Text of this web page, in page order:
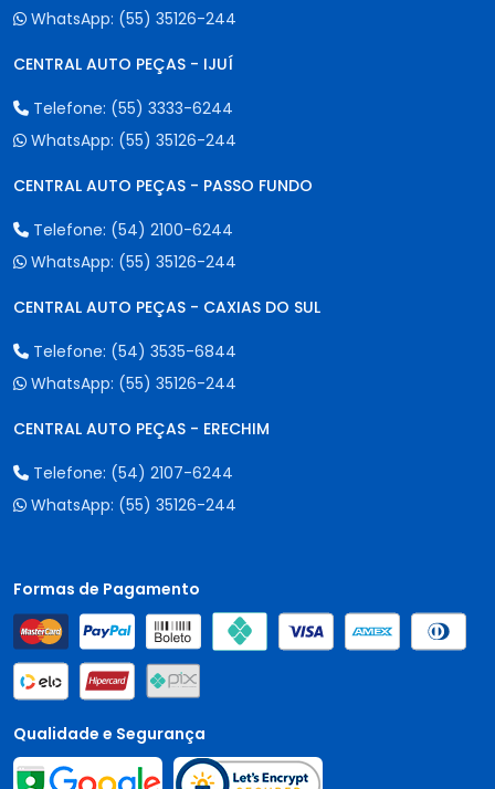
WhatsApp: (55) 35126-244
CENTRAL AUTO PEÇAS - IJUÍ
Telefone: (55) 3333-6244
WhatsApp: (55) 35126-244
CENTRAL AUTO PEÇAS - PASSO FUNDO
Telefone: (54) 2100-6244
WhatsApp: (55) 35126-244
CENTRAL AUTO PEÇAS - CAXIAS DO SUL
Telefone: (54) 3535-6844
WhatsApp: (55) 35126-244
CENTRAL AUTO PEÇAS - ERECHIM
Telefone: (54) 2107-6244
WhatsApp: (55) 35126-244
Formas de Pagamento
Qualidade e Segurança